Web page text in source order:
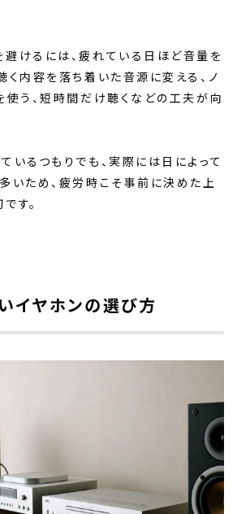
けるには、疲れている日ほど音量を
く内容を落ち着いた音源に変える、ノ
使う、短時間だけ聴くなどの工夫が向
いるつもりでも、実際には日によって
いため、疲労時こそ事前に決めた上
す。
イヤホンの選び方